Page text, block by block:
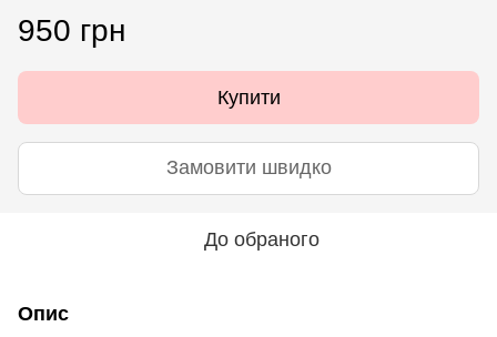
950 грн
Купити
Замовити швидко
До обраного
Опис